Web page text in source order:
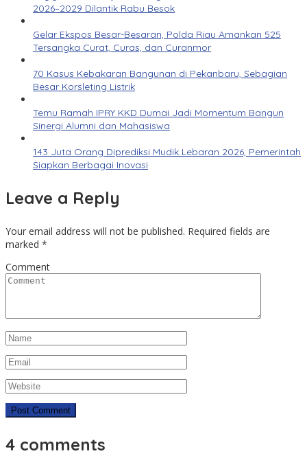
2026–2029 Dilantik Rabu Besok
Gelar Ekspos Besar-Besaran, Polda Riau Amankan 525
Tersangka Curat, Curas, dan Curanmor
70 Kasus Kebakaran Bangunan di Pekanbaru, Sebagian
Besar Korsleting Listrik
Temu Ramah IPRY KKD Dumai Jadi Momentum Bangun
Sinergi Alumni dan Mahasiswa
143 Juta Orang Diprediksi Mudik Lebaran 2026, Pemerintah
Siapkan Berbagai Inovasi
Leave a Reply
Your email address will not be published. Required fields are
marked *
Comment
4 comments